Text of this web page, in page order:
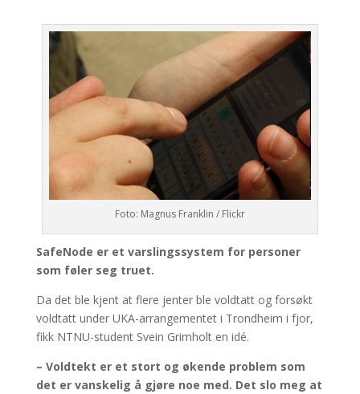
Foto: Magnus Franklin / Flickr
SafeNode er et varslingssystem for personer
som føler seg truet.
Da det ble kjent at flere jenter ble voldtatt og forsøkt
voldtatt under UKA-arrangementet i Trondheim i fjor,
fikk NTNU-student Svein Grimholt en idé.
– Voldtekt er et stort og økende problem som
det er vanskelig å gjøre noe med. Det slo meg at